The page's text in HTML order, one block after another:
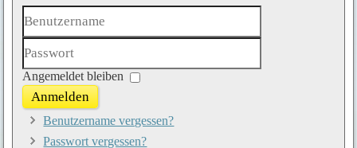
Passwort
Angemeldet bleiben
Anmelden
Benutzername vergessen?
Passwort vergessen?